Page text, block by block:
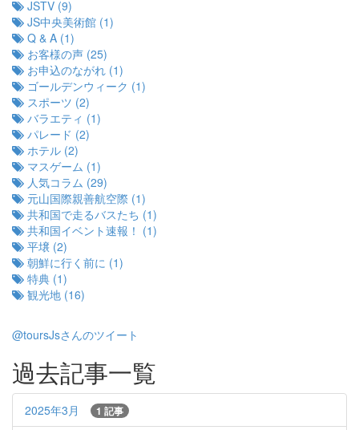
JSTV (9)
JS中央美術館 (1)
Q & A (1)
お客様の声 (25)
お申込のながれ (1)
ゴールデンウィーク (1)
スポーツ (2)
バラエティ (1)
パレード (2)
ホテル (2)
マスゲーム (1)
人気コラム (29)
元山国際親善航空際 (1)
共和国で走るバスたち (1)
共和国イベント速報！ (1)
平壌 (2)
朝鮮に行く前に (1)
特典 (1)
観光地 (16)
@toursJsさんのツイート
過去記事一覧
2025年3月 1 記事